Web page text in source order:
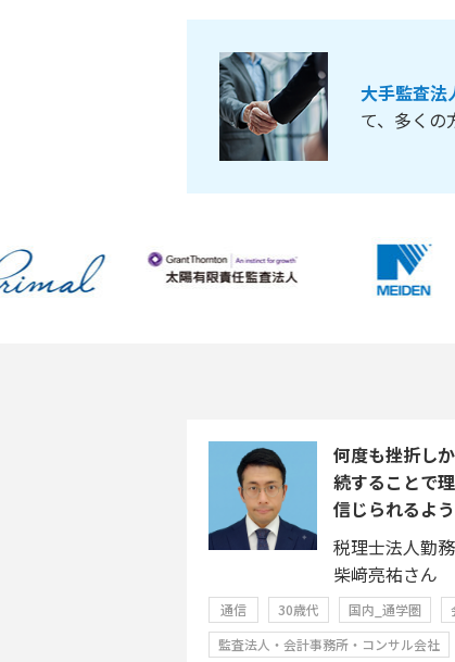
大手監査法
て、多くの
何度も挫折し
続することで
信じられるよ
税理士法人勤務
柴﨑亮祐さん
通信 30歳代 国内_通学圏
監査法人・会計事務所・コンサル会社